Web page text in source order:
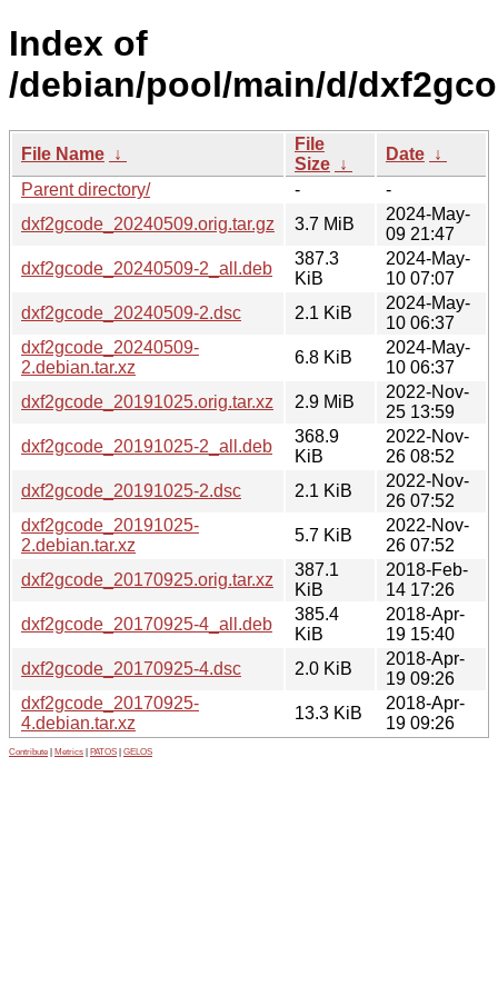
Index of
/debian/pool/main/d/
File Name ↓
File
Size ↓
Date ↓
Parent directory/
-
-
dxf2gcode_20240509.orig.tar.gz
3.7 MiB
2024-May-
09 21:47
dxf2gcode_20240509-2_all.deb
387.3
KiB
2024-May-
10 07:07
dxf2gcode_20240509-2.dsc
2.1 KiB
2024-May-
10 06:37
dxf2gcode_20240509-
2.debian.tar.xz
6.8 KiB
2024-May-
10 06:37
dxf2gcode_20191025.orig.tar.xz
2.9 MiB
2022-Nov-
25 13:59
dxf2gcode_20191025-2_all.deb
368.9
KiB
2022-Nov-
26 08:52
dxf2gcode_20191025-2.dsc
2.1 KiB
2022-Nov-
26 07:52
dxf2gcode_20191025-
2.debian.tar.xz
5.7 KiB
2022-Nov-
26 07:52
dxf2gcode_20170925.orig.tar.xz
387.1
KiB
2018-Feb-
14 17:26
dxf2gcode_20170925-4_all.deb
385.4
KiB
2018-Apr-
19 15:40
dxf2gcode_20170925-4.dsc
2.0 KiB
2018-Apr-
19 09:26
dxf2gcode_20170925-
4.debian.tar.xz
13.3 KiB
2018-Apr-
19 09:26
Contribute Metrics PATOS GELOS